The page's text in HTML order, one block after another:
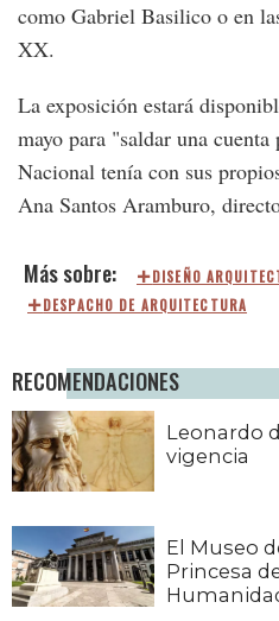
como Gabriel Basilico o en
XX.
La exposición estará
mayo para "saldar una
Nacional tenía con sus
Ana Santos Aramburo,
DISEÑO
DESPACHO DE ARQUITECTURA
RECOMENDACIONES
Leonardo
vigencia
El Museo
Princesa